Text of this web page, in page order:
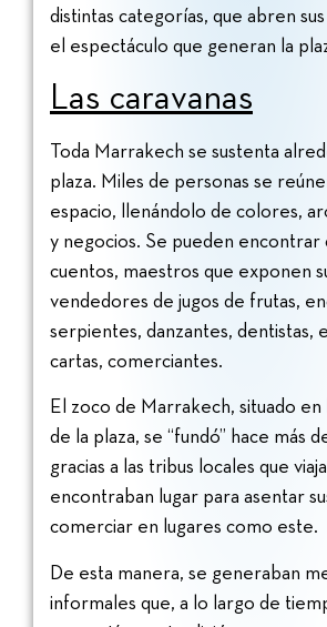
distintas categorías, que abren
el espectáculo que generan la
Las caravanas
Toda Marrakech se sustenta
plaza. Miles de personas se
espacio, llenándolo de colores,
y negocios. Se pueden
cuentos, maestros que exponen
vendedores de jugos de frutas,
serpientes, danzantes, dentistas,
cartas, comerciantes.
El zoco de Marrakech, situado
de la plaza, se “fundó” hace más
gracias a las tribus locales que
encontraban lugar para asentar
comerciar en lugares como este.
De esta manera, se generaban
informales que, a lo largo de